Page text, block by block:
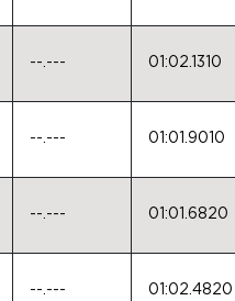
--.--- 01:02.1310
--.--- 01:01.9010
--.--- 01:01.6820
--.--- 01:02.4820